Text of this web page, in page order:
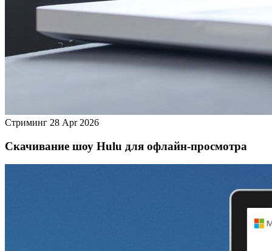
Стриминг 28 Apr 2026
Скачивание шоу Hulu для офлайн‑просмотра